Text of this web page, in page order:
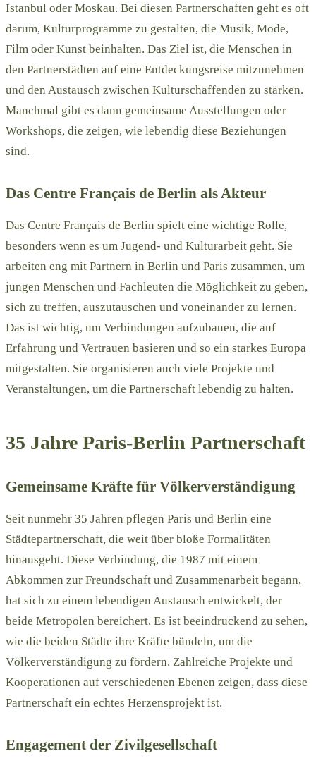
Istanbul oder Moskau. Bei diesen Partnerschaften geht es oft
darum, Kulturprogramme zu gestalten, die Musik, Mode,
Film oder Kunst beinhalten. Das Ziel ist, die Menschen in
den Partnerstädten auf eine Entdeckungsreise mitzunehmen
und den Austausch zwischen Kulturschaffenden zu stärken.
Manchmal gibt es dann gemeinsame Ausstellungen oder
Workshops, die zeigen, wie lebendig diese Beziehungen
sind.
Das Centre Français de Berlin als Akteur
Das Centre Français de Berlin spielt eine wichtige Rolle,
besonders wenn es um Jugend- und Kulturarbeit geht. Sie
arbeiten eng mit Partnern in Berlin und Paris zusammen, um
jungen Menschen und Fachleuten die Möglichkeit zu geben,
sich zu treffen, auszutauschen und voneinander zu lernen.
Das ist wichtig, um Verbindungen aufzubauen, die auf
Erfahrung und Vertrauen basieren und so ein starkes Europa
mitgestalten. Sie organisieren auch viele Projekte und
Veranstaltungen, um die Partnerschaft lebendig zu halten.
35 Jahre Paris-Berlin Partnerschaft
Gemeinsame Kräfte für Völkerverständigung
Seit nunmehr 35 Jahren pflegen Paris und Berlin eine
Städtepartnerschaft, die weit über bloße Formalitäten
hinausgeht. Diese Verbindung, die 1987 mit einem
Abkommen zur Freundschaft und Zusammenarbeit begann,
hat sich zu einem lebendigen Austausch entwickelt, der
beide Metropolen bereichert. Es ist beeindruckend zu sehen,
wie die beiden Städte ihre Kräfte bündeln, um die
Völkerverständigung zu fördern. Zahlreiche Projekte und
Kooperationen auf verschiedenen Ebenen zeigen, dass diese
Partnerschaft ein echtes Herzensprojekt ist.
Engagement der Zivilgesellschaft